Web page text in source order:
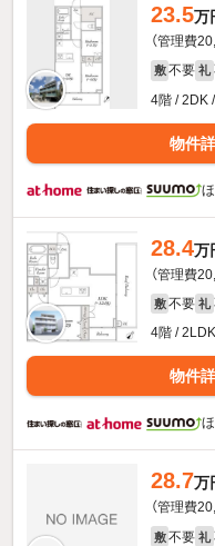
23.5万
（管理費
敷 不要 礼
4階 / 2DK
物件
28.4万
（管理費
敷 不要 礼
4階 /
物件
28.7万
（管理費
敷 不要 礼